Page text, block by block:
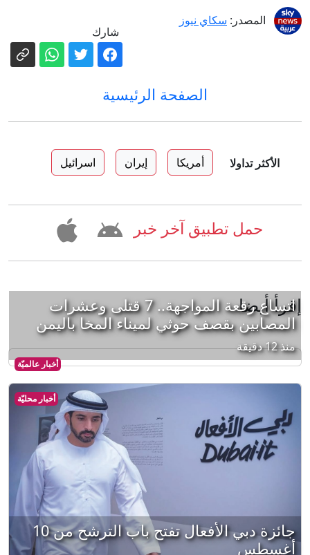
المصدر: سكاي نيوز
شارك
الصفحة الرئيسية
الأكثر تداولا أمريكا إيران اسرائيل
حمل تطبيق آخر خبر
إقرأ أيضا
أخبار عالميّة
اتساع رقعة المواجهة.. 7 قتلى وعشرات
المصابين بقصف حوثي لميناء المخا باليمن
منذ 12 دقيقة
أخبار محليّة
جائزة دبي الأفعال تفتح باب الترشح من 10
أغسطس